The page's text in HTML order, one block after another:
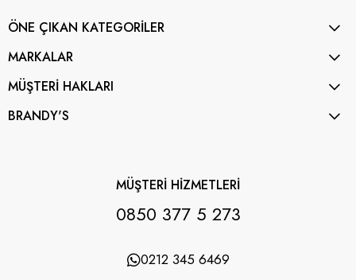
ÖNE ÇIKAN KATEGORİLER
MARKALAR
MÜŞTERİ HAKLARI
BRANDY'S
MÜŞTERİ HİZMETLERİ
0850 377 5 273
0212 345 6469